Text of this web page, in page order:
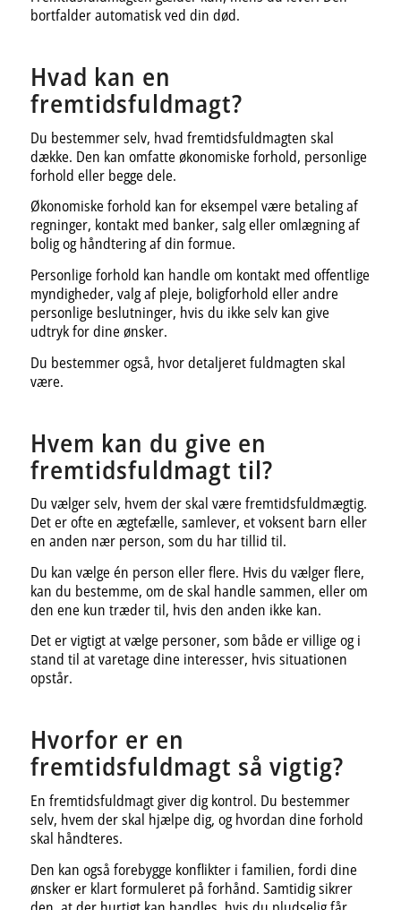
bortfalder automatisk ved din død.
Hvad kan en
fremtidsfuldmagt?
Du bestemmer selv, hvad fremtidsfuldmagten skal
dække. Den kan omfatte økonomiske forhold, personlige
forhold eller begge dele.
Økonomiske forhold kan for eksempel være betaling af
regninger, kontakt med banker, salg eller omlægning af
bolig og håndtering af din formue.
Personlige forhold kan handle om kontakt med offentlige
myndigheder, valg af pleje, boligforhold eller andre
personlige beslutninger, hvis du ikke selv kan give
udtryk for dine ønsker.
Du bestemmer også, hvor detaljeret fuldmagten skal
være.
Hvem kan du give en
fremtidsfuldmagt til?
Du vælger selv, hvem der skal være fremtidsfuldmægtig.
Det er ofte en ægtefælle, samlever, et voksent barn eller
en anden nær person, som du har tillid til.
Du kan vælge én person eller flere. Hvis du vælger flere,
kan du bestemme, om de skal handle sammen, eller om
den ene kun træder til, hvis den anden ikke kan.
Det er vigtigt at vælge personer, som både er villige og i
stand til at varetage dine interesser, hvis situationen
opstår.
Hvorfor er en
fremtidsfuldmagt så vigtig?
En fremtidsfuldmagt giver dig kontrol. Du bestemmer
selv, hvem der skal hjælpe dig, og hvordan dine forhold
skal håndteres.
Den kan også forebygge konflikter i familien, fordi dine
ønsker er klart formuleret på forhånd. Samtidig sikrer